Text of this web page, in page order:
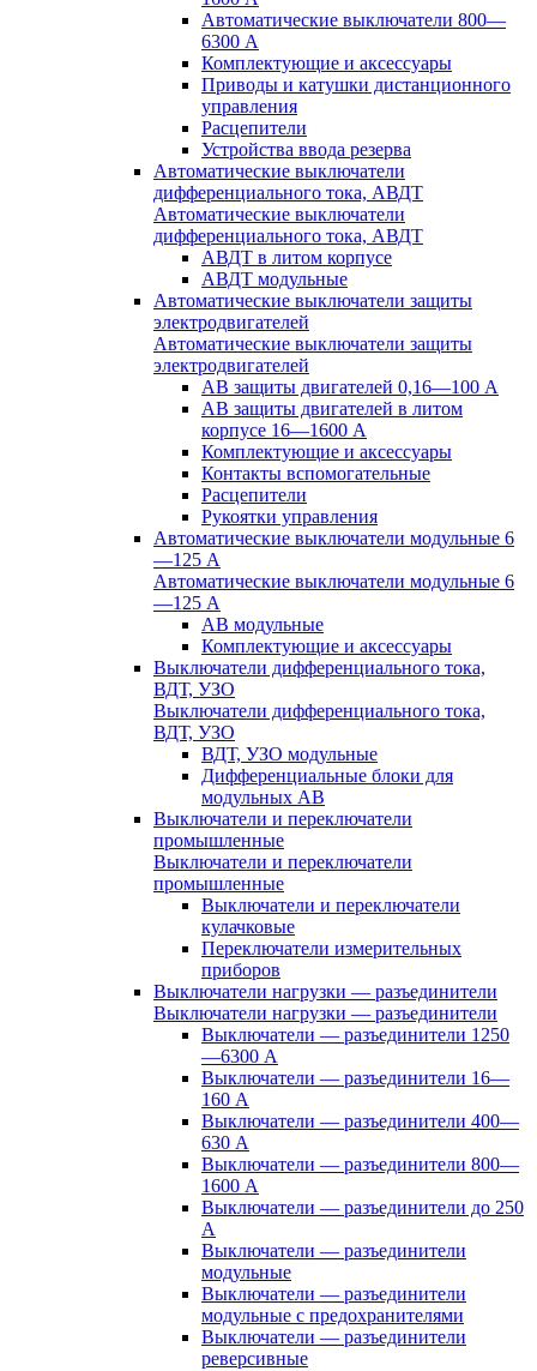
Автоматические выключатели 800—
6300 А
Комплектующие и аксессуары
Приводы и катушки дистанционного
управления
Расцепители
Устройства ввода резерва
Автоматические выключатели
дифференциального тока, АВДТ
Автоматические выключатели
дифференциального тока, АВДТ
АВДТ в литом корпусе
АВДТ модульные
Автоматические выключатели защиты
электродвигателей
Автоматические выключатели защиты
электродвигателей
АВ защиты двигателей 0,16—100 А
АВ защиты двигателей в литом
корпусе 16—1600 А
Комплектующие и аксессуары
Контакты вспомогательные
Расцепители
Рукоятки управления
Автоматические выключатели модульные 6
—125 А
Автоматические выключатели модульные 6
—125 А
АВ модульные
Комплектующие и аксессуары
Выключатели дифференциального тока,
ВДТ, УЗО
Выключатели дифференциального тока,
ВДТ, УЗО
ВДТ, УЗО модульные
Дифференциальные блоки для
модульных АВ
Выключатели и переключатели
промышленные
Выключатели и переключатели
промышленные
Выключатели и переключатели
кулачковые
Переключатели измерительных
приборов
Выключатели нагрузки — разъединители
Выключатели нагрузки — разъединители
Выключатели — разъединители 1250
—6300 А
Выключатели — разъединители 16—
160 А
Выключатели — разъединители 400—
630 А
Выключатели — разъединители 800—
1600 А
Выключатели — разъединители до 250
А
Выключатели — разъединители
модульные
Выключатели — разъединители
модульные с предохранителями
Выключатели — разъединители
реверсивные